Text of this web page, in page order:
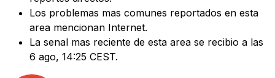
Los problemas mas comunes reportados en esta
area mencionan Internet.
La senal mas reciente de esta area se recibio a las
6 ago, 14:25 CEST.